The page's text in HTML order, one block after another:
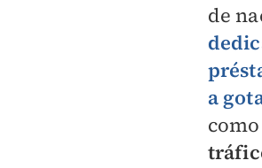
de
a
como